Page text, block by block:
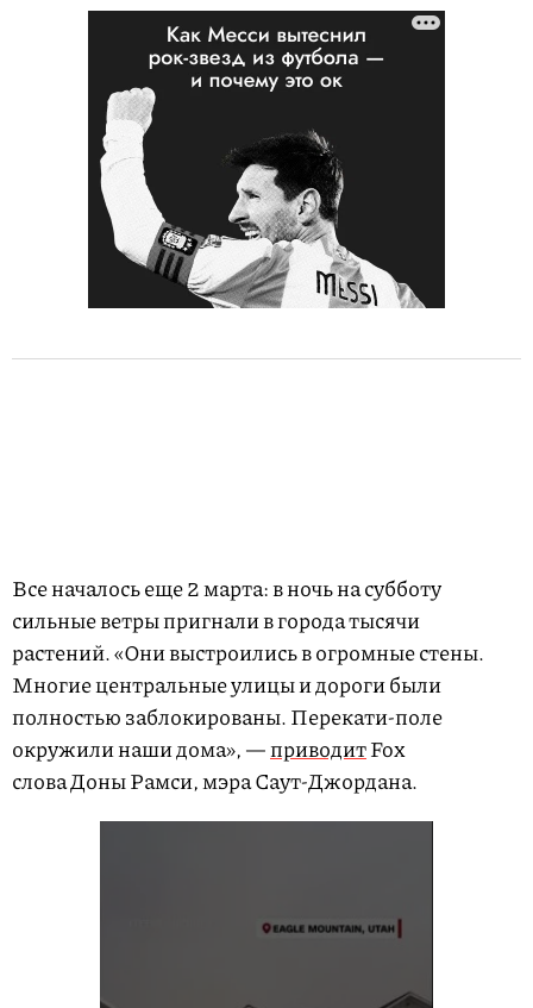
Все началось еще 2 марта: в ночь на субботу
сильные ветры пригнали в города тысячи
растений. «Они выстроились в огромные стены.
Многие центральные улицы и дороги были
полностью заблокированы. Перекати-поле
окружили наши дома», —приводитFox
слова Доны Рамси, мэра Саут-Джордана.